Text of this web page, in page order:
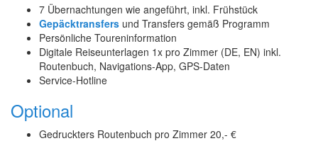
7 Übernachtungen wie angeführt, inkl. Frühstück
Gepäcktransfers und Transfers gemäß Programm
Persönliche Toureninformation
Digitale Reiseunterlagen 1x pro Zimmer (DE, EN) inkl.
Routenbuch, Navigations-App, GPS-Daten
Service-Hotline
Optional
Gedruckters Routenbuch pro Zimmer 20,- €